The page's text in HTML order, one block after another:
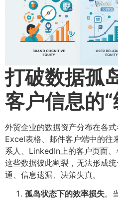
打破数据
客户信息的
外贸企业的数据资产分布在各
Excel表格、邮件客户端中的往
系人、LinkedIn上的客户页面
这些数据彼此割裂，无法形成
通、信息遗漏、决策失真。
孤岛状态下的效率损失。